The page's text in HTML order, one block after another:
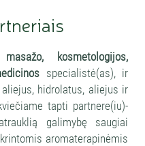
masažo, kosmetologijos,
specialistė(as), ir
hidrolatus, aliejus ir
tapti partnere(iu)-
galimybę saugiai
aromaterapinėmis